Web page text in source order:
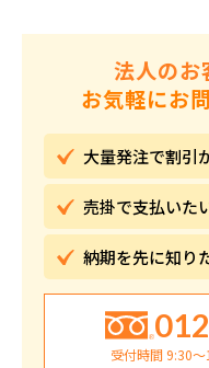
法人のお
お気軽にお
大量発注で割引
売掛で支払いた
納期を先に知り
受付時間 9:30